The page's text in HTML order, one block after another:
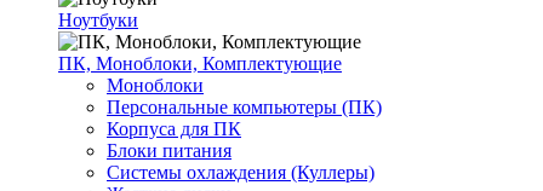
Ноутбуки
ПК, Моноблоки, Комплектующие
Моноблоки
Персональные компьютеры (ПК)
Корпуса для ПК
Блоки питания
Системы охлаждения (Куллеры)